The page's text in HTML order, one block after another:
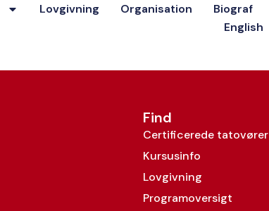
Lovgivning Organisation
Biograf
English
Find
Certificerede tatovører
Kursusinfo
Lovgivning
Programoversigt